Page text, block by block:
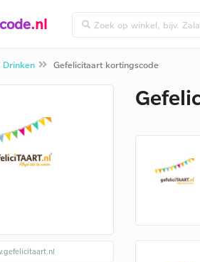
.nl
Drinken Gefelicitaart kortingscode